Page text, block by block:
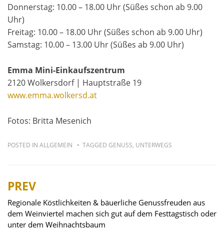
Donnerstag: 10.00 – 18.00 Uhr (Süßes schon ab 9.00
Uhr)
Freitag: 10.00 – 18.00 Uhr (Süßes schon ab 9.00 Uhr)
Samstag: 10.00 – 13.00 Uhr (Süßes ab 9.00 Uhr)
Emma Mini-Einkaufszentrum
2120 Wolkersdorf | Hauptstraße 19
www.emma.wolkersd.at
Fotos: Britta Mesenich
POSTED IN ALLGEMEIN TAGGED GENUSS, UNTERWEGS
Beitragsnavigation
PREV
Regionale Köstlichkeiten & bäuerliche Genussfreuden aus
dem Weinviertel machen sich gut auf dem Festtagstisch oder
unter dem Weihnachtsbaum